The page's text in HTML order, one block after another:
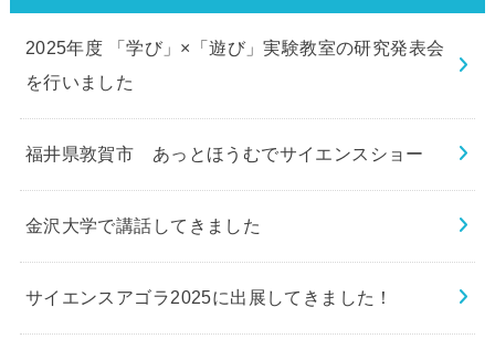
2025年度 「学び」×「遊び」実験教室の研究発表会
を行いました
福井県敦賀市 あっとほうむでサイエンスショー
金沢大学で講話してきました
サイエンスアゴラ2025に出展してきました！